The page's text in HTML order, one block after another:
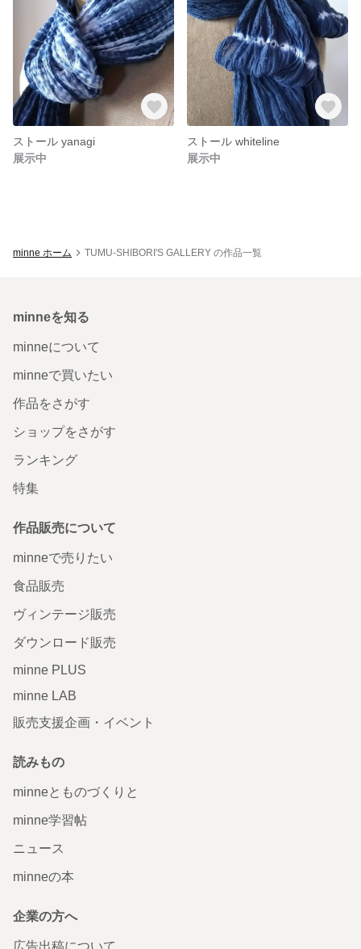
ストール yanagi
展示中
ストール whiteline
展示中
minne ホーム TUMU-SHIBORI'S GALLERY の作品一覧
minneを知る
minneについて
minneで買いたい
作品をさがす
ショップをさがす
ランキング
特集
作品販売について
minneで売りたい
食品販売
ヴィンテージ販売
ダウンロード販売
minne PLUS
minne LAB
販売支援企画・イベント
読みもの
minneとものづくりと
minne学習帖
ニュース
minneの本
企業の方へ
広告出稿について